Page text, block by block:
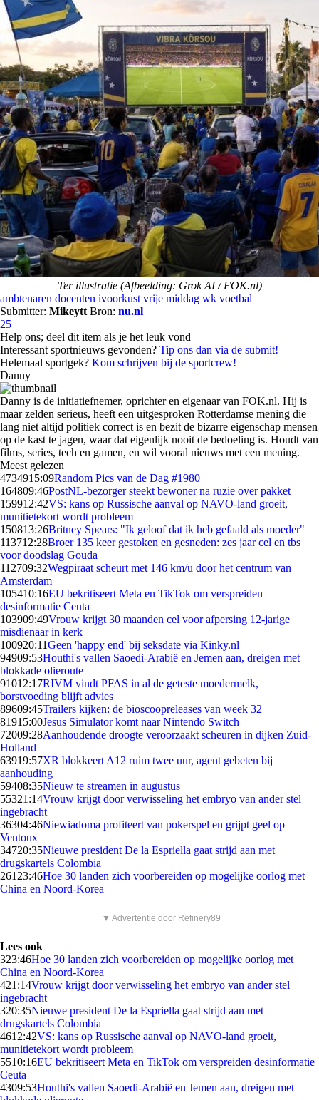
Ter illustratie (Afbeelding: Grok AI / FOK.nl)
ambtenaren docenten ivoorkust vrije middag wk voetbal
Submitter: Mikeytt Bron: nu.nl
25
Help ons; deel dit item als je het leuk vond
Interessant sportnieuws gevonden? Tip ons dan via de submit!
Helemaal sportgek? Kom schrijven bij de sportcrew!
Danny
Danny is de initiatiefnemer, oprichter en eigenaar van FOK.nl. Hij is
maar zelden serieus, heeft een uitgesproken Rotterdamse mening die
lang niet altijd politiek correct is en bezit de bizarre eigenschap mensen
op de kast te jagen, waar dat eigenlijk nooit de bedoeling is. Houdt van
films, series, tech en gamen, en wil vooral nieuws met een mening.
Meest gelezen
4734915:09Random Pics van de Dag #1980
164809:46PostNL-bezorger steekt bewoner na ruzie over pakket
159912:42VS: kans op Russische aanval op NAVO-land groeit,
munitietekort wordt probleem
150813:26Britney Spears: "Ik geloof dat ik heb gefaald als moeder"
113712:28Broer 135 keer gestoken en gesneden: zes jaar cel en tbs
voor doodslag Gouda
112709:32Wegpiraat scheurt met 146 km/u door het centrum van
Amsterdam
105410:16EU bekritiseert Meta en TikTok om verspreiden
desinformatie Ceuta
103909:49Vrouw krijgt 30 maanden cel voor afpersing 12-jarige
misdienaar in kerk
100920:11Geen 'happy end' bij seksdate via Kinky.nl
94909:53Houthi's vallen Saoedi-Arabië en Jemen aan, dreigen met
blokkade olieroute
91012:17RIVM vindt PFAS in al de geteste moedermelk,
borstvoeding blijft advies
89609:45Trailers kijken: de bioscoopreleases van week 32
81915:00Jesus Simulator komt naar Nintendo Switch
72009:28Aanhoudende droogte veroorzaakt scheuren in dijken Zuid-
Holland
63919:57XR blokkeert A12 ruim twee uur, agent gebeten bij
aanhouding
59408:35Nieuw te streamen in augustus
55321:14Vrouw krijgt door verwisseling het embryo van ander stel
ingebracht
36304:46Niewiadoma profiteert van pokerspel en grijpt geel op
Ventoux
34720:35Nieuwe president De la Espriella gaat strijd aan met
drugskartels Colombia
261 23:46Hoe 30 landen zich voorbereiden op mogelijke oorlog met
China en Noord-Korea
▼ Advertentie door Refinery89
Lees ook
323:46Hoe 30 landen zich voorbereiden op mogelijke oorlog met
China en Noord-Korea
421:14Vrouw krijgt door verwisseling het embryo van ander stel
ingebracht
320:35Nieuwe president De la Espriella gaat strijd aan met
drugskartels Colombia
4612:42VS: kans op Russische aanval op NAVO-land groeit,
munitietekort wordt probleem
5510:16EU bekritiseert Meta en TikTok om verspreiden desinformatie
Ceuta
4309:53Houthi's vallen Saoedi-Arabië en Jemen aan, dreigen met